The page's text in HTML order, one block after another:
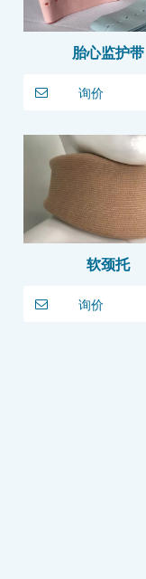
胎心监护带
询价
软颈托
询价